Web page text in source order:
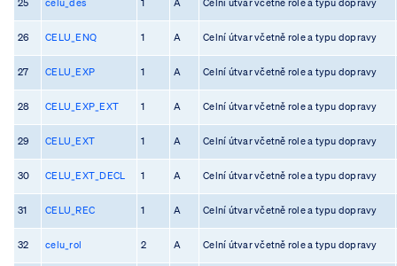
26 CELU_ENQ 1 A Celní útvar včetně role a typu dopravy
27 CELU_EXP 1 A Celní útvar včetně role a typu dopravy
28 CELU_EXP_EXT 1 A Celní útvar včetně role a typu dopravy
29 CELU_EXT 1 A Celní útvar včetně role a typu dopravy
30 CELU_EXT_DECL 1 A Celní útvar včetně role a typu dopravy
31 CELU_REC 1 A Celní útvar včetně role a typu dopravy
32 celu_rol 2 A Celní útvar včetně role a typu dopravy